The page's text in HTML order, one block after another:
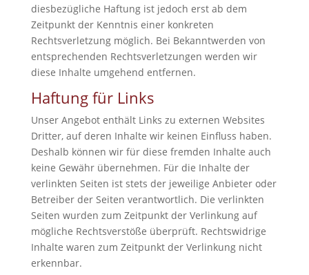
diesbezügliche Haftung ist jedoch erst ab dem
Zeitpunkt der Kenntnis einer konkreten
Rechtsverletzung möglich. Bei Bekanntwerden von
entsprechenden Rechtsverletzungen werden wir
diese Inhalte umgehend entfernen.
Haftung für Links
Unser Angebot enthält Links zu externen Websites
Dritter, auf deren Inhalte wir keinen Einfluss haben.
Deshalb können wir für diese fremden Inhalte auch
keine Gewähr übernehmen. Für die Inhalte der
verlinkten Seiten ist stets der jeweilige Anbieter oder
Betreiber der Seiten verantwortlich. Die verlinkten
Seiten wurden zum Zeitpunkt der Verlinkung auf
mögliche Rechtsverstöße überprüft. Rechtswidrige
Inhalte waren zum Zeitpunkt der Verlinkung nicht
erkennbar.